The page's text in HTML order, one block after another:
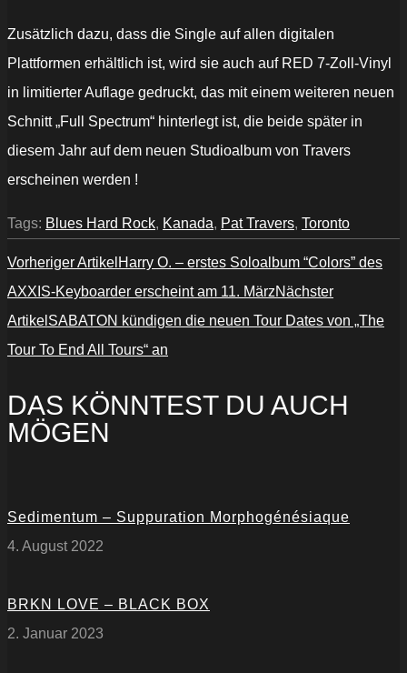
Zusätzlich dazu, dass die Single auf allen digitalen
Plattformen erhältlich ist, wird sie auch auf RED 7-Zoll-Vinyl
in limitierter Auflage gedruckt, das mit einem weiteren neuen
Schnitt „Full Spectrum“ hinterlegt ist, die beide später in
diesem Jahr auf dem neuen Studioalbum von Travers
erscheinen werden !
Tags: Blues Hard Rock, Kanada, Pat Travers, Toronto
Vorheriger Artikel Harry O. – erstes Soloalbum “Colors” des
AXXIS-Keyboarder erscheint am 11. MärzNächster
Artikel SABATON kündigen die neuen Tour Dates von „The
Tour To End All Tours“ an
DAS KÖNNTEST DU AUCH
MÖGEN
Sedimentum – Suppuration Morphogénésiaque
4. August 2022
BRKN LOVE – BLACK BOX
2. Januar 2023